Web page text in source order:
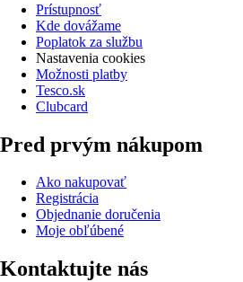
Prístupnosť
Kde dovážame
Poplatok za službu
Nastavenia cookies
Možnosti platby
Tesco.sk
Clubcard
Pred prvým nákupom
Ako nakupovať
Registrácia
Objednanie doručenia
Moje obľúbené
Kontaktujte nás